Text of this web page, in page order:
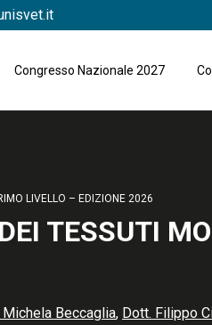
Congresso Nazionale 2027
LIVELLO – EDIZIONE 2026
TESSUTI
Beccaglia, Dott. Filippo